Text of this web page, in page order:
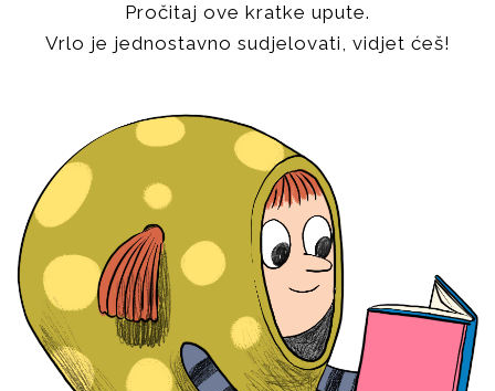
Pročitaj ove kratke upute.
Vrlo je jednostavno sudjelovati, vidjet ćeš!